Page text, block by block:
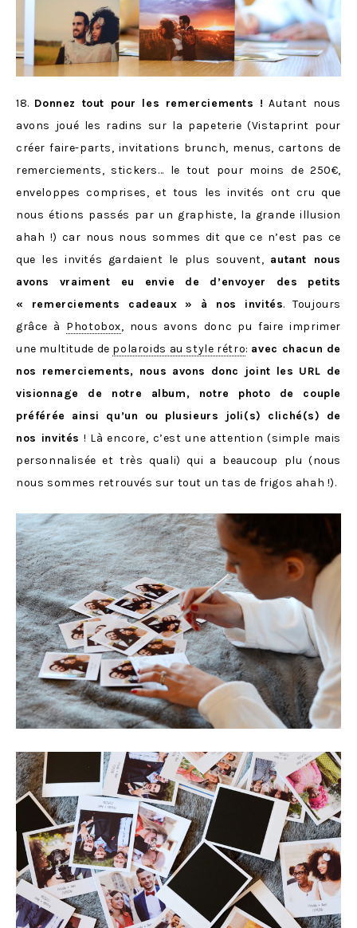
18. Donnez tout pour les remerciements ! Autant nous
avons joué les radins sur la papeterie (Vistaprint pour
créer faire-parts, invitations brunch, menus, cartons de
remerciements, stickers… le tout pour moins de 250€,
enveloppes comprises, et tous les invités ont cru que
nous étions passés par un graphiste, la grande illusion
ahah !) car nous nous sommes dit que ce n’est pas ce
que les invités gardaient le plus souvent, autant nous
avons vraiment eu envie de d’envoyer des petits
« remerciements cadeaux » à nos invités. Toujours
grâce à Photobox, nous avons donc pu faire imprimer
une multitude de polaroids au style rétro: avec chacun de
nos remerciements, nous avons donc joint les URL de
visionnage de notre album, notre photo de couple
préférée ainsi qu’un ou plusieurs joli(s) cliché(s) de
nos invités ! Là encore, c’est une attention (simple mais
personnalisée et très quali) qui a beaucoup plu (nous
nous sommes retrouvés sur tout un tas de frigos ahah !).